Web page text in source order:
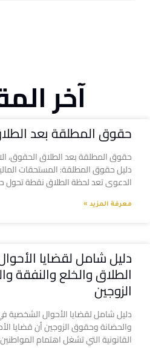
آخر
حقوق المطلقة بعد
حقوق المطلقة بعد الطلاق الحقوق،
دليل حقوق المطلقة: المستحقات
الدعوى تعد لحظة الطلاق نقطة تحول
معرفة المزيد »
دليل شامل لقضايا
الطلاق والخلع والنفقة
الزوجين
دليل شامل لقضايا الأحوال الشخصية
والحضانة وحقوق الزوجين أن قضايا
القانونية التي تشغل اهتمام